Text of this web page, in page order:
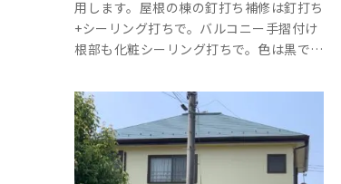
用します。屋根の棟の釘打ち補修は釘打ち
+シーリング打ちで。バルコニー手摺付け
根部も化粧シーリング打ちで。色は黒で対
割れ、穴、外壁出隅部補修もシーリング
打ちでしっかり対応します。サイディング
の釘浮き補修は釘の打ち直しで。破風板は
ハイパーシーラーエポで下地を取って、錆
止め効果を高めます。目地もシーリングで